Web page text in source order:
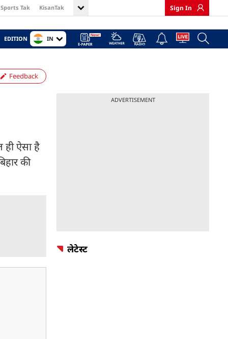
Sports Tak KisanTak Sign In
EDITION IN
Feedback
ही ऐसा है
की
ADVERTISEMENT
लेटेस्ट